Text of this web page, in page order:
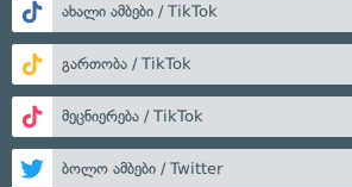
ახალი ამბები / TikTok
გართობა / TikTok
მეცნიერება / TikTok
ბოლო ამბები / Twitter